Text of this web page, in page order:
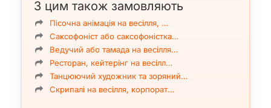
З цим також замовляють
Пісочна анімація на весілля, …
Саксофоніст або саксофоністка…
Ведучий або тамада на весілля…
Ресторан, кейтерінг на весілл…
Танцюючий художник та зоряний…
Скрипалі на весілля, корпорат…